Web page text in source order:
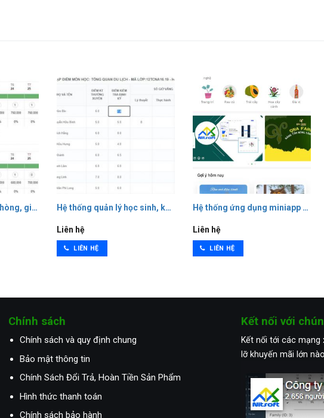
Hệ thống ứng dụng miniapp -
Liên hệ
LIÊN HỆ
được vói lượng lớn khách hàng.
trường học
giá cho nhà nghỉ, khách sạn
Hệ thống quản lý học sinh, khóa học, lớp học, nhập điểm
Liên hệ
LIÊN HỆ
Chính sách
Chính sách và quy định chung
Bảo mật thông tin
Chính Sách Đổi Trả, Hoàn Tiền Sản Phẩm
Hình thức thanh toán
Chính sách bảo hành
Kết nối với
Kết nối tới các
lỡ khuyến mãi lớn